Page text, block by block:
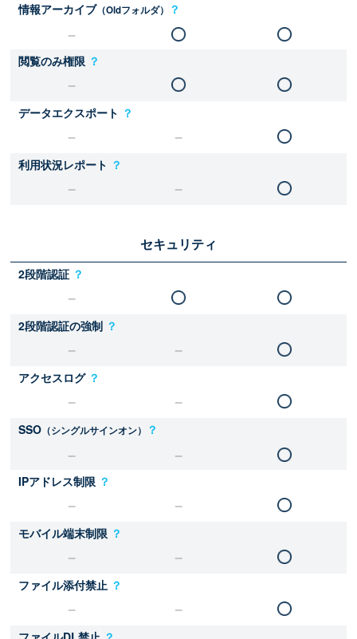
情報アーカイブ（Oldフォルダ） ？
閲覧のみ権限 ？
データエクスポート ？
利用状況レポート ？
セキュリティ
2段階認証 ？
2段階認証の強制 ？
アクセスログ ？
SSO （シングルサインオン） ？
IPアドレス制限 ？
モバイル端末制限 ？
ファイル添付禁止 ？